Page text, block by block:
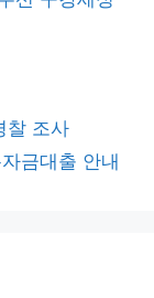
찰 조사
금대출 안내